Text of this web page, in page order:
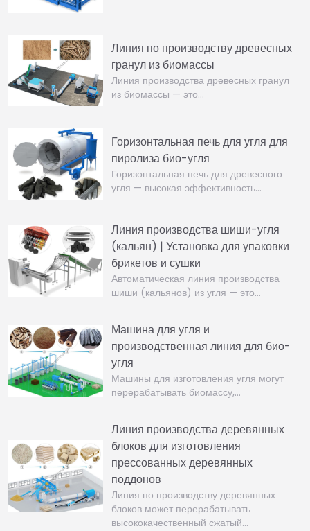
Линия по производству древесных
гранул из биомассы
Линия производства древесных гранул
из биомассы — это…
Горизонтальная печь для угля для
пиролиза био-угля
Горизонтальная печь для древесного
угля — высокая эффективность…
Линия производства шиши-угля
(кальян) | Установка для упаковки
брикетов и сушки
Автоматическая линия производства
шиши (кальянов) из угля — это…
Машина для угля и
производственная линия для био-
угля
Машины для изготовления угля могут
перерабатывать биомассу,…
Линия производства деревянных
блоков для изготовления
прессованных деревянных
поддонов
Линия по производству деревянных
блоков может перерабатывать
высококачественный сжатый…